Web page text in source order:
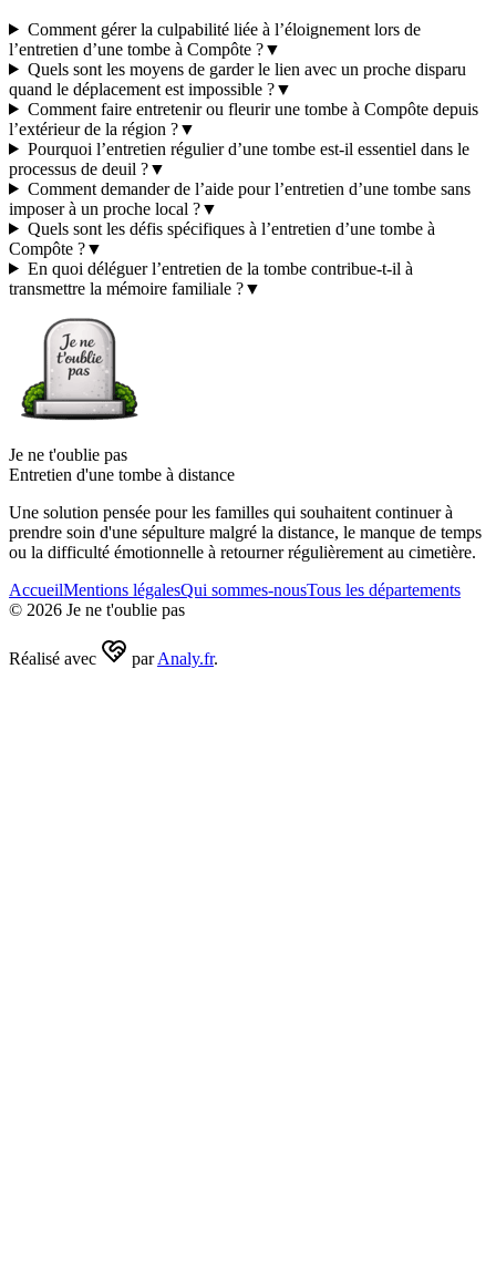
Comment gérer la culpabilité liée à l’éloignement lors de
l’entretien d’une tombe à Compôte ?▼
Quels sont les moyens de garder le lien avec un proche disparu
quand le déplacement est impossible ?▼
Comment faire entretenir ou fleurir une tombe à Compôte depuis
l’extérieur de la région ?▼
Pourquoi l’entretien régulier d’une tombe est-il essentiel dans le
processus de deuil ?▼
Comment demander de l’aide pour l’entretien d’une tombe sans
imposer à un proche local ?▼
Quels sont les défis spécifiques à l’entretien d’une tombe à
Compôte ?▼
En quoi déléguer l’entretien de la tombe contribue-t-il à
transmettre la mémoire familiale ?▼
Je ne t'oublie pas
Entretien d'une tombe à distance
Une solution pensée pour les familles qui souhaitent continuer à
prendre soin d'une sépulture malgré la distance, le manque de temps
ou la difficulté émotionnelle à retourner régulièrement au cimetière.
AccueilMentions légalesQui sommes-nousTous les départements
© 2026 Je ne t'oublie pas
Réalisé avec par Analy.fr.